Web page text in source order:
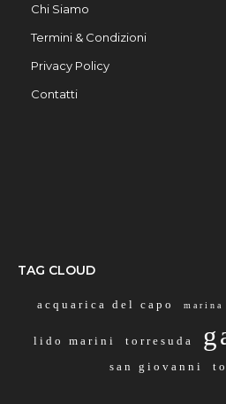
Chi Siamo
Termini & Condizioni
Privacy Policy
Contatti
TAG CLOUD
acquarica del capo
lido marini torresuda
san giovanni